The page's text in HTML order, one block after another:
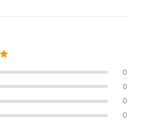
0
0
0
0